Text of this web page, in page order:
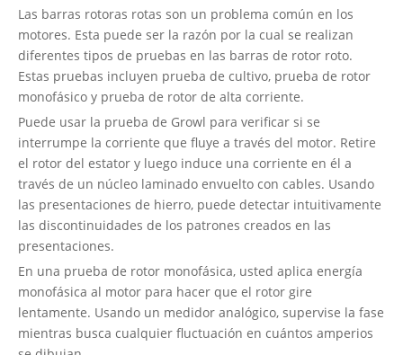
Las barras rotoras rotas son un problema común en los
motores. Esta puede ser la razón por la cual se realizan
diferentes tipos de pruebas en las barras de rotor roto.
Estas pruebas incluyen prueba de cultivo, prueba de rotor
monofásico y prueba de rotor de alta corriente.
Puede usar la prueba de Growl para verificar si se
interrumpe la corriente que fluye a través del motor. Retire
el rotor del estator y luego induce una corriente en él a
través de un núcleo laminado envuelto con cables. Usando
las presentaciones de hierro, puede detectar intuitivamente
las discontinuidades de los patrones creados en las
presentaciones.
En una prueba de rotor monofásica, usted aplica energía
monofásica al motor para hacer que el rotor gire
lentamente. Usando un medidor analógico, supervise la fase
mientras busca cualquier fluctuación en cuántos amperios